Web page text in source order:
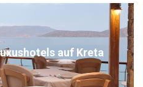
auf Kreta